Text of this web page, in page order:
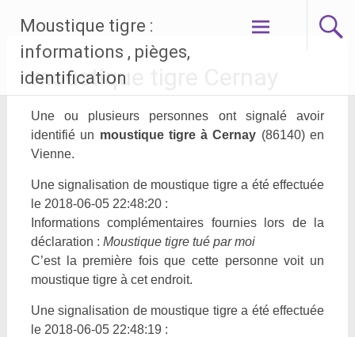
contenu
Moustique tigre :
informations , pièges,
identification
moustique tigre Cernay
Une ou plusieurs personnes ont signalé avoir
identifié un moustique tigre à Cernay (86140) en
Vienne.
Une signalisation de moustique tigre a été effectuée
le 2018-06-05 22:48:20 :
Informations complémentaires fournies lors de la
déclaration : Moustique tigre tué par moi
C’est la première fois que cette personne voit un
moustique tigre à cet endroit.
Une signalisation de moustique tigre a été effectuée
le 2018-06-05 22:48:19 :